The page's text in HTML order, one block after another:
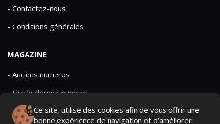
Ce site, utilise des cookies afin de vous offrir une
bonne expérience de navigation et d’améliorer
- Contactez-nous
- Conditions générales
MAGAZINE
- Anciens numeros
- Lire le dernier numero
- Publicite